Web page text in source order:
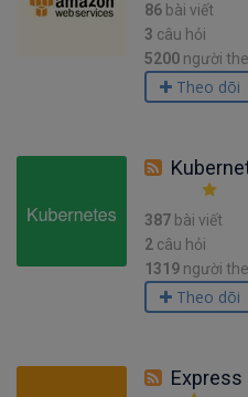
86 bài viết
3 câu hỏi
5200 người
Theo dõi
387 bài viết
2 câu hỏi
1319 người
Theo dõi
Express